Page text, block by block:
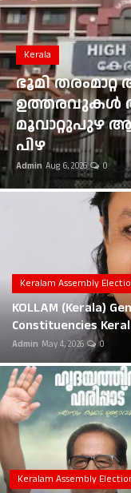
Gulf News
Loksabha Election
Technology
Health
Jobs Mall
Career
Education
Business
Local News
Earn Money
Tutorials
Kerala
ഭൂമി
ഉത്തരവുകൾ
മൂവാറ്റുപുഴ
പിഴ
Admin Aug 6, 2026 0
Keralam Assembly
KOLLAM (Kerala)
Constituencies
Admin May 4, 2026 0
Keralam Assembly